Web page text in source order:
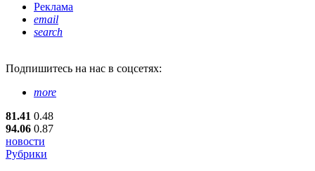
Реклама
email
search
Подпишитесь на нас в соцсетях:
more
81.41 0.48
94.06 0.87
новости
Рубрики